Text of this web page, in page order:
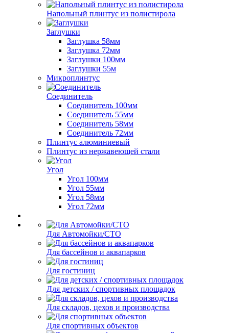
Напольный плинтус из полистирола
Заглушки
Заглушка 58мм
Заглушка 72мм
Заглушки 100мм
Заглушки 55м
Микроплинтус
Соединитель
Соединитель 100мм
Соединитель 55мм
Соединитель 58мм
Соединитель 72мм
Плинтус алюминиевый
Плинтус из нержавеющей стали
Угол
Угол 100мм
Угол 55мм
Угол 58мм
Угол 72мм
Для Автомойки/СТО
Для бассейнов и аквапарков
Для гостиниц
Для детских / спортивных площадок
Для складов, цехов и производства
Для спортивных объектов